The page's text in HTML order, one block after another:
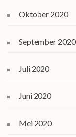
Oktober 2020
September 2020
Juli 2020
Juni 2020
Mei 2020